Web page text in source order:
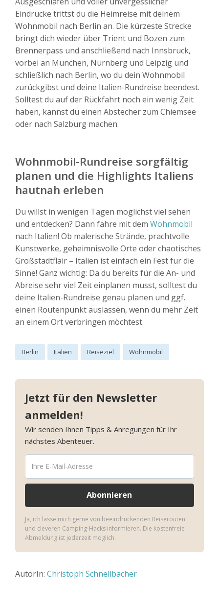
Eindrücke trittst du die Heimreise mit deinem
Wohnmobil nach Berlin an. Die kürzeste Strecke
bringt dich wieder über Trient und Bozen zum
Brennerpass und anschließend nach Innsbruck,
vorbei an München, Nürnberg und Leipzig und
schließlich nach Berlin, wo du dein Wohnmobil
zurückgibst und deine Italien-Rundreise beendest.
Solltest du auf der Rückfahrt noch ein wenig Zeit
haben, kannst du einen Abstecher zum Chiemsee
oder nach Salzburg machen.
Wohnmobil-Rundreise sorgfältig
planen und die Highlights Italiens
hautnah erleben
Du willst in wenigen Tagen möglichst viel sehen
und entdecken? Dann fahre mit demWohnmobil
nach Italien! Ob malerische Strände, prachtvolle
Kunstwerke, geheimnisvolle Orte oder chaotisches
Großstadtflair – Italien ist einfach ein Fest für die
Sinne! Ganz wichtig: Da du bereits für die An- und
Abreise sehr viel Zeit einplanen musst, solltest du
deine Italien-Rundreise genau planen und ggf.
einen Routenpunkt auslassen, wenn du mehr Zeit
an einem Ort verbringen möchtest.
Berlin Italien Reiseziel Wohnmobil
Jetzt für den Newsletter
anmelden!
Wir senden Ihnen Tipps & Anregungen für Ihr
nächstes Abenteuer.
Ja, ich lasse mich gerne von beeindruckenden Reiserouten
und cleveren Camping-Hacks informieren. Die kostenfreie
Abmeldung ist jederzeit möglich.
AutorIn:Christoph Schnellbächer